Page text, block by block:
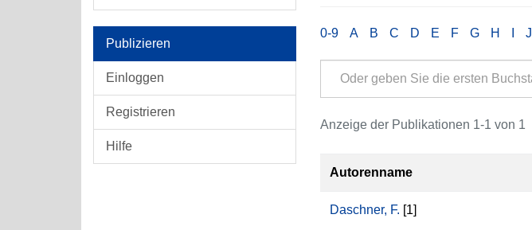
Publizieren
Einloggen
Registrieren
Hilfe
0-9 A B C D E F G H J
Anzeige der Publikationen 1-1 von 1
Autorenname
Daschner, F. [1]